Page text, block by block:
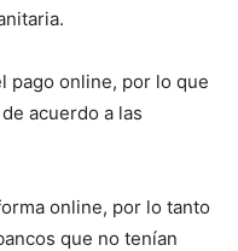
pago online, por lo que
acuerdo a las
online, por lo tanto
que no tenían